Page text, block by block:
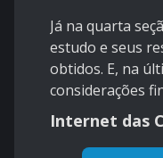
Já na quarta
estudo e seus
obtidos. E, na
considerações
Internet das